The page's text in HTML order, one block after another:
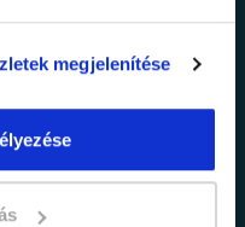
megjelenítése